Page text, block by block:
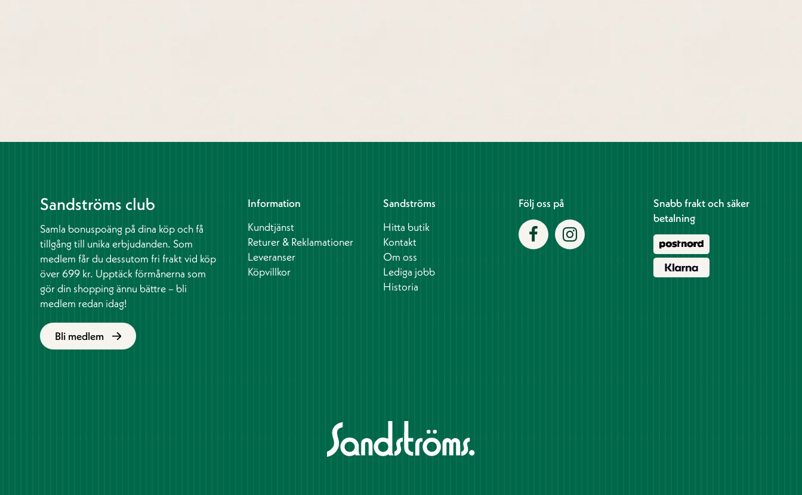
Sandströms club
Samla bonuspoäng på dina köp och få
tillgång till unika erbjudanden. Som
medlem får du dessutom fri frakt vid köp
över 699 kr. Upptäck förmånerna som
gör din shopping ännu bättre – bli
medlem redan idag!
Bli medlem
Information
Kundtjänst
Returer & Reklamationer
Leveranser
Köpvillkor
Sandströms
Hitta butik
Kontakt
Om oss
Lediga jobb
Historia
Följ oss på
Snabb frakt och säker
betalning